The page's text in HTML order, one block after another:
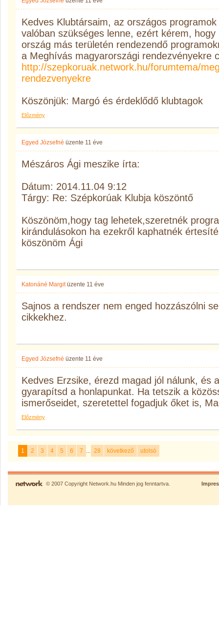
Kedves Klubtársaim, az országos
valóban szükséges lenne, ezért kérem,
ország más területén rendezendő
a Meghívás magyarországi rendezvényekre
http://szepkoruak.network.hu/forumtema/
rendezvenyekre
Köszönjük: Margó és érdeklődő klubtagok
Előzmény
Egyed Józsefné üzente 11 éve
Mészáros Ági meszike írta:
Dátum: 2014.11.04 9:12
Tárgy: Re: Szépkorúak Klubja köszöntő
Köszönöm,hogy tag lehetek,szeretnék
kirándulásokon ha ezekről kaphatnék
köszönöm Ági
Katonáné Margitüzente 11 éve
Sajnos a rendszer nem enged hozzászólni
cikkekhez.
Egyed Józsefné üzente 11 éve
Kedves Erzsike, érezd magad jól nálunk, és
gyarapítsd a honlapunkat. Ha tetszik a
ismerőseidet, szeretettel fogadjuk őket is,
Előzmény
1 2 3 4 5 6 7 ... 28 következő utolsó
© 2007 Copyright Network.hu Minden jog fenntartva.